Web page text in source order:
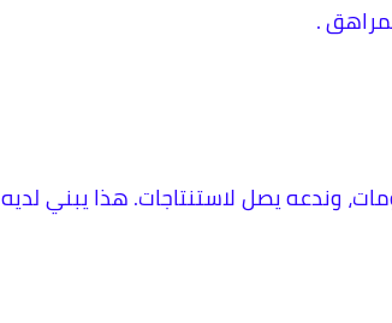
.
وندعه يصل لاستنتاجات. هذا يبني لديه